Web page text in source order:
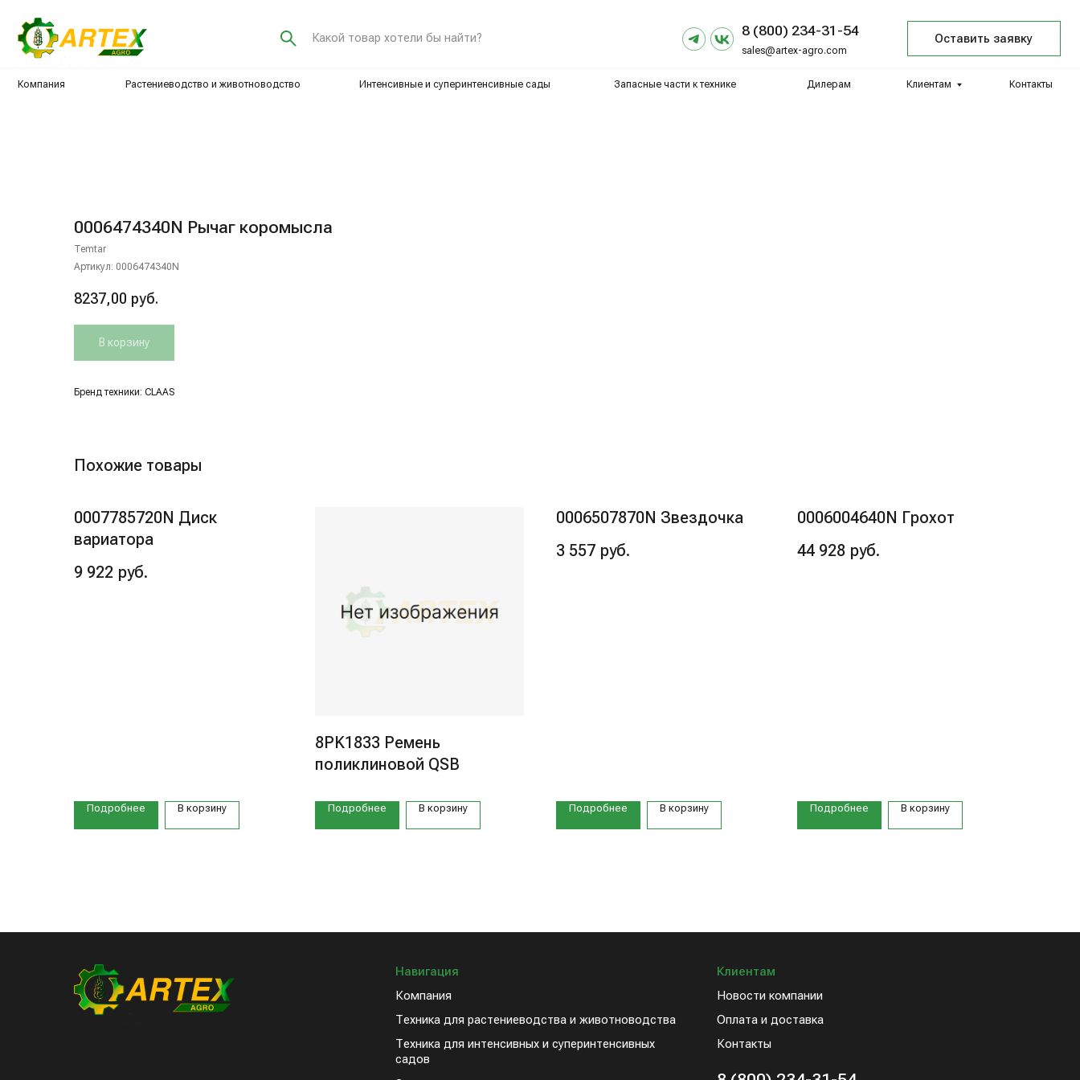
Оставить заявку
8 (800) 234-31-54
sales@artex-agro.com
Какой товар хотели бы найти?
0006474340N Рычаг коромысла
Temtar
Артикул: 0006474340N
8237,00 руб.
В корзину
Бренд техники: CLAAS
Похожие товары
0007785720N Диск
вариатора
9 922 руб.
Подробнее В корзину
8PK1833 Ремень
поликлиновой QSB
Подробнее В корзину
0006507870N Звездочка
3 557 руб.
Подробнее В корзину
0006004640N Грохот
44 928 руб.
Подробнее В корзину
Навигация
Клиентам
Компания
Новости компании
Техника для растениеводства и животноводства
Оплата и доставка
Техника для интенсивных и суперинтенсивных
садов
Контакты